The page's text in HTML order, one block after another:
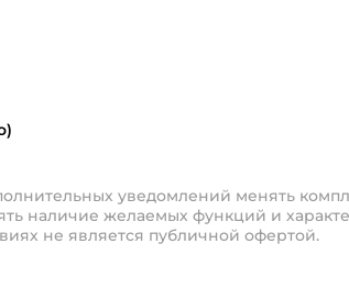
уведомлений менять
наличие желаемых функций и
не является публичной офертой.